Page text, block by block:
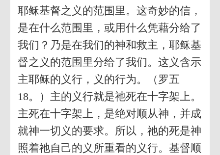
耶稣基督之义的范围里。这奇妙的信，
是在什么范围里，或用什么凭藉分给了
我们？乃是在我们的神和救主，耶稣基
督之义的范围里分给了我们。这义含示
主耶稣的义行，义的行为。（罗五
18。）主的义行就是祂死在十字架上。
主死在十字架上，是绝对顺从神，并成
就神一切义的要求。所以，祂的死是神
照着祂自己的义所重看的义行。基督顺